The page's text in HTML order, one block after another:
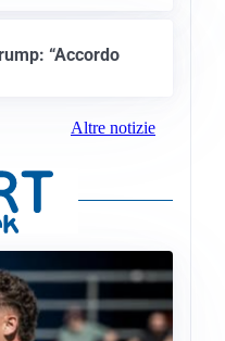
“Accordo
Altre notizie